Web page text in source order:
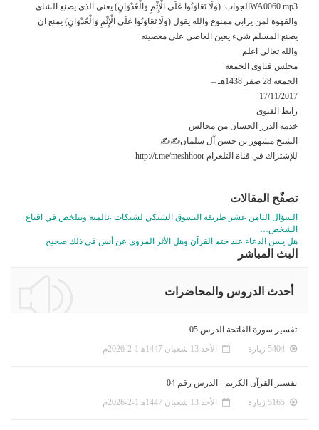
WA0060.mp3الجواب: (وَلَا تَعَاوَنُوا عَلَى الْإِثْمِ وَالْعُدْوَانِ) يعني الذي يصنع الشاي
والقهوة لمن يرابي ممنوع والله يقول (وَلَا تَعَاوَنُوا عَلَى الْإِثْمِ وَالْعُدْوَانِ) يمنع ان
يصنع المسلم شيء يعين العاصي على معصيته
والله تعالى اعلم
مجلس فتاوى الجمعة
الجمعة 28 صفر 1438هـ –
17/11/2017
رابط الفتوى
خدمة الدرر الحسان من مجالس
الشيخ مشهور بن حسن آل سلمان✍✍
للإشتراك في قناة التلغرام http://t.me/meshhoor
تصفّح المقالات
السؤال الثامن عشر طريقة التسوق الشبكي لشبكات عالمية وتتلخص في اقناع
الشخص…
هل يسن الدعاء عند ختم القرآن وهل الأثر المروي عن أنس في ذلك صحيح
البث المباشر
أحدث الدروس والمحاضرات
تفسير سورة الفاتحة الدرس 05
الأحد 13 شعبان 1447ﻫ 1-2-2026م
تفسير القرآن الكريم - الدرس رقم 04
الأحد 13 شعبان 1447ﻫ 1-2-2026م